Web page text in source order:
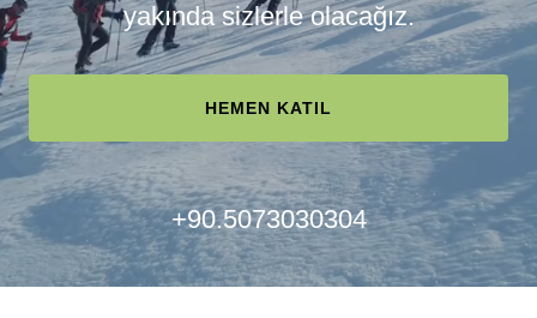
yakında sizlerle olacağız.
HEMEN KATIL
+90.5073030304